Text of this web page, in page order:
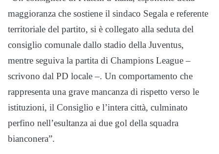
maggioranza che sostiene il sindaco Segala e referente
territoriale del partito, si è collegato alla seduta del
consiglio comunale dallo stadio della Juventus,
mentre seguiva la partita di Champions League –
scrivono dal PD locale –. Un comportamento che
rappresenta una grave mancanza di rispetto verso le
istituzioni, il Consiglio e l’intera città, culminato
perfino nell’esultanza ai due gol della squadra
bianconera”.